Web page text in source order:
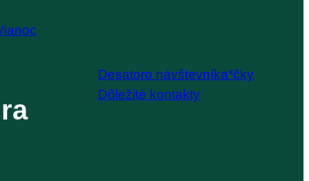
Desatoro návštevníka*čky
Dôležité kontakty